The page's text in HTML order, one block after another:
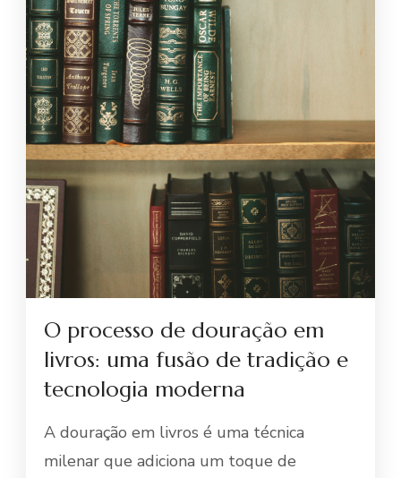
O processo de douração em
livros: uma fusão de tradição e
tecnologia moderna
A douração em livros é uma técnica
milenar que adiciona um toque de